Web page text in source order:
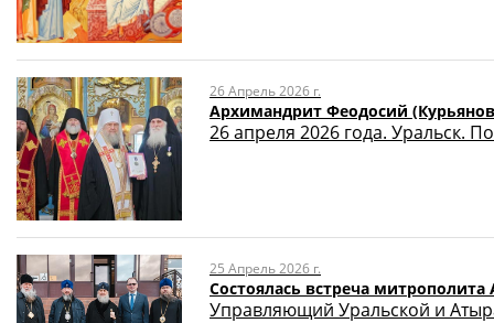
26 Апрель 2026 г.
Архимандрит Феодосий
26 апреля 2026 года. Уральск.
25 Апрель 2026 г.
Состоялась встреча
Управляющий Уральской и